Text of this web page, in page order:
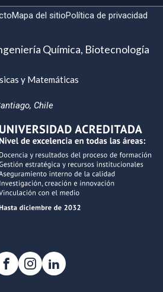
Mapa del sitioPolítica de privacidad
Química, Biotecnología
y Matemáticas
Chile